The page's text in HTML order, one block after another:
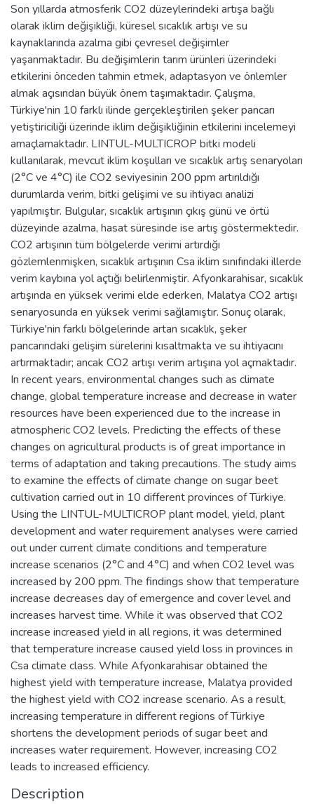
Son yıllarda atmosferik CO2 düzeylerindeki artışa bağlı
olarak iklim değişikliği, küresel sıcaklık artışı ve su
kaynaklarında azalma gibi çevresel değişimler
yaşanmaktadır. Bu değişimlerin tarım ürünleri üzerindeki
etkilerini önceden tahmin etmek, adaptasyon ve önlemler
almak açısından büyük önem taşımaktadır. Çalışma,
Türkiye'nin 10 farklı ilinde gerçekleştirilen şeker pancarı
yetiştiriciliği üzerinde iklim değişikliğinin etkilerini incelemeyi
amaçlamaktadır. LINTUL-MULTICROP bitki modeli
kullanılarak, mevcut iklim koşulları ve sıcaklık artış senaryoları
(2°C ve 4°C) ile CO2 seviyesinin 200 ppm artırıldığı
durumlarda verim, bitki gelişimi ve su ihtiyacı analizi
yapılmıştır. Bulgular, sıcaklık artışının çıkış günü ve örtü
düzeyinde azalma, hasat süresinde ise artış göstermektedir.
CO2 artışının tüm bölgelerde verimi artırdığı
gözlemlenmişken, sıcaklık artışının Csa iklim sınıfındaki illerde
verim kaybına yol açtığı belirlenmiştir. Afyonkarahisar, sıcaklık
artışında en yüksek verimi elde ederken, Malatya CO2 artışı
senaryosunda en yüksek verimi sağlamıştır. Sonuç olarak,
Türkiye'nin farklı bölgelerinde artan sıcaklık, şeker
pancarındaki gelişim sürelerini kısaltmakta ve su ihtiyacını
artırmaktadır; ancak CO2 artışı verim artışına yol açmaktadır.
In recent years, environmental changes such as climate
change, global temperature increase and decrease in water
resources have been experienced due to the increase in
atmospheric CO2 levels. Predicting the effects of these
changes on agricultural products is of great importance in
terms of adaptation and taking precautions. The study aims
to examine the effects of climate change on sugar beet
cultivation carried out in 10 different provinces of Türkiye.
Using the LINTUL-MULTICROP plant model, yield, plant
development and water requirement analyses were carried
out under current climate conditions and temperature
increase scenarios (2°C and 4°C) and when CO2 level was
increased by 200 ppm. The findings show that temperature
increase decreases day of emergence and cover level and
increases harvest time. While it was observed that CO2
increase increased yield in all regions, it was determined
that temperature increase caused yield loss in provinces in
Csa climate class. While Afyonkarahisar obtained the
highest yield with temperature increase, Malatya provided
the highest yield with CO2 increase scenario. As a result,
increasing temperature in different regions of Türkiye
shortens the development periods of sugar beet and
increases water requirement. However, increasing CO2
leads to increased efficiency.
Description